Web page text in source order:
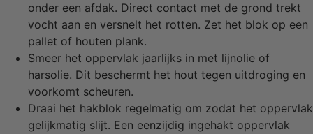
onder een afdak. Direct contact met de grond trekt
vocht aan en versnelt het rotten. Zet het blok op een
pallet of houten plank.
Smeer het oppervlak jaarlijks in met lijnolie of
harsolie. Dit beschermt het hout tegen uitdroging en
voorkomt scheuren.
Draai het hakblok regelmatig om zodat het oppervlak
gelijkmatig slijt. Een eenzijdig ingehakt oppervlak